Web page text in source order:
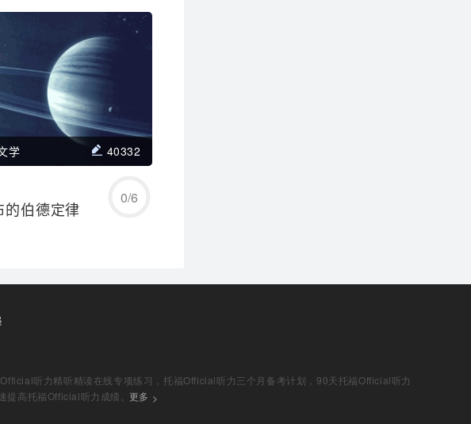
学习/回顾
学 40332
的伯德定律
0/6
听力精听精读在线专项练习，托福Official听力三个月备考计划，90天托福Official听力
提高托福Official听力成绩。更多